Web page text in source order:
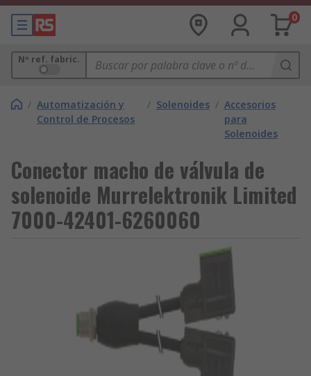
0
Nº ref. fabric.
/ Automatización y
Control de Procesos
/ Solenoides / Accesorios
para
Solenoides
Conector macho de válvula de
solenoide Murrelektronik Limited
7000-42401-6260060